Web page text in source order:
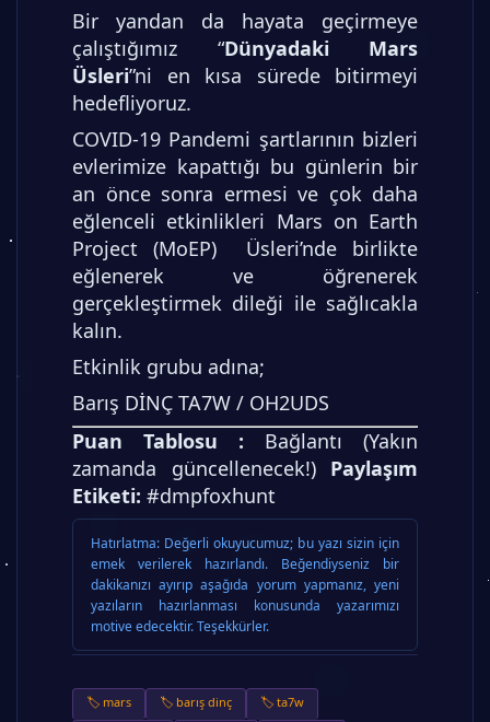
Bir yandan da hayata geçirmeye
çalıştığımız “Dünyadaki Mars
Üsleri”ni en kısa sürede bitirmeyi
hedefliyoruz.
COVID-19 Pandemi şartlarının bizleri
evlerimize kapattığı bu günlerin bir
an önce sonra ermesi ve çok daha
eğlenceli etkinlikleri Mars on Earth
Project (MoEP) Üsleri’nde birlikte
eğlenerek ve öğrenerek
gerçekleştirmek dileği ile sağlıcakla
kalın.
Etkinlik grubu adına;
Barış DİNÇ TA7W / OH2UDS
Puan Tablosu : Bağlantı (Yakın
zamanda güncellenecek!) Paylaşım
Etiketi: #dmpfoxhunt
Hatırlatma: Değerli okuyucumuz; bu yazı sizin için
emek verilerek hazırlandı. Beğendiyseniz bir
dakikanızı ayırıp aşağıda yorum yapmanız, yeni
yazıların hazırlanması konusunda yazarımızı
motive edecektir. Teşekkürler.
🏷️ mars 🏷️ barış dinç
🏷️ ta7w